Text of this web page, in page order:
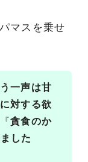
マスを乗せ
一声は甘
対する欲
『貪食のか
した